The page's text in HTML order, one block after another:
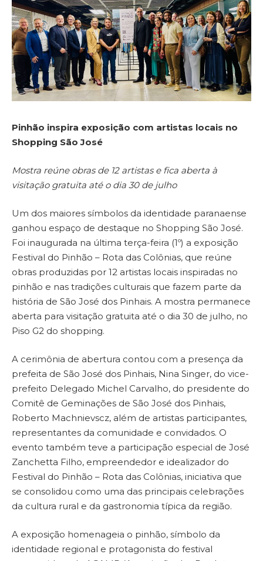
Pinhão inspira exposição com artistas locais no
Shopping São José
Mostra reúne obras de 12 artistas e fica aberta à
visitação gratuita até o dia 30 de julho
Um dos maiores símbolos da identidade paranaense
ganhou espaço de destaque no Shopping São José.
Foi inaugurada na última terça-feira (1º) a exposição
Festival do Pinhão – Rota das Colônias, que reúne
obras produzidas por 12 artistas locais inspiradas no
pinhão e nas tradições culturais que fazem parte da
história de São José dos Pinhais. A mostra permanece
aberta para visitação gratuita até o dia 30 de julho, no
Piso G2 do shopping.
A cerimônia de abertura contou com a presença da
prefeita de São José dos Pinhais, Nina Singer, do vice-
prefeito Delegado Michel Carvalho, do presidente do
Comitê de Geminações de São José dos Pinhais,
Roberto Machnievscz, além de artistas participantes,
representantes da comunidade e convidados. O
evento também teve a participação especial de José
Zanchetta Filho, empreendedor e idealizador do
Festival do Pinhão – Rota das Colônias, iniciativa que
se consolidou como uma das principais celebrações
da cultura rural e da gastronomia típica da região.
A exposição homenageia o pinhão, símbolo da
identidade regional e protagonista do festival